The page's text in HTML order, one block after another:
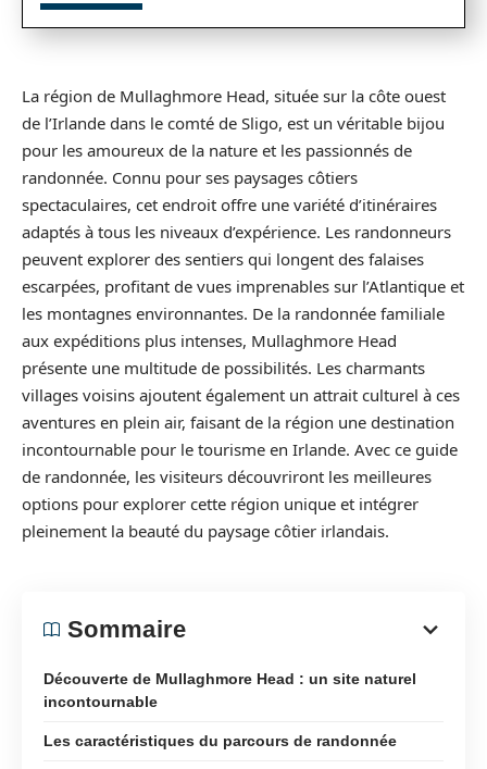
La région de Mullaghmore Head, située sur la côte ouest
de l’Irlande dans le comté de Sligo, est un véritable bijou
pour les amoureux de la nature et les passionnés de
randonnée. Connu pour ses paysages côtiers
spectaculaires, cet endroit offre une variété d’itinéraires
adaptés à tous les niveaux d’expérience. Les randonneurs
peuvent explorer des sentiers qui longent des falaises
escarpées, profitant de vues imprenables sur l’Atlantique et
les montagnes environnantes. De la randonnée familiale
aux expéditions plus intenses, Mullaghmore Head
présente une multitude de possibilités. Les charmants
villages voisins ajoutent également un attrait culturel à ces
aventures en plein air, faisant de la région une destination
incontournable pour le tourisme en Irlande. Avec ce guide
de randonnée, les visiteurs découvriront les meilleures
options pour explorer cette région unique et intégrer
pleinement la beauté du paysage côtier irlandais.
Sommaire
Découverte de Mullaghmore Head : un site naturel
incontournable
Les caractéristiques du parcours de randonnée